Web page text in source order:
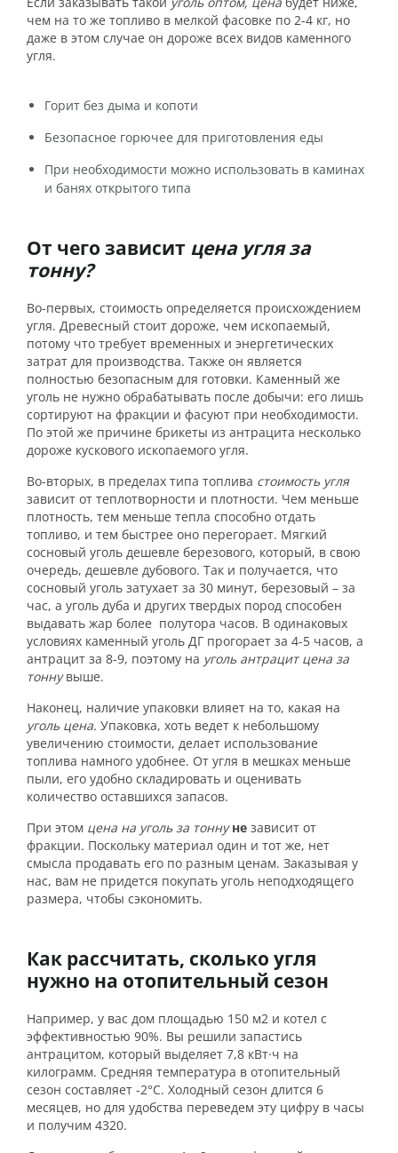
чем на то же топливо в мелкой фасовке по 2-4 кг, но
даже в этом случае он дороже всех видов каменного
угля.
Горит без дыма и копоти
Безопасное горючее для приготовления еды
При необходимости можно использовать в каминах
и банях открытого типа
От чего зависит цена угля за
тонну?
Во-первых, стоимость определяется происхождением
угля. Древесный стоит дороже, чем ископаемый,
потому что требует временных и энергетических
затрат для производства. Также он является
полностью безопасным для готовки. Каменный же
уголь не нужно обрабатывать после добычи: его лишь
сортируют на фракции и фасуют при необходимости.
По этой же причине брикеты из антрацита несколько
дороже кускового ископаемого угля.
Во-вторых, в пределах типа топлива стоимость угля
зависит от теплотворности и плотности. Чем меньше
плотность, тем меньше тепла способно отдать
топливо, и тем быстрее оно перегорает. Мягкий
сосновый уголь дешевле березового, который, в свою
очередь, дешевле дубового. Так и получается, что
сосновый уголь затухает за 30 минут, березовый – за
час, а уголь дуба и других твердых пород способен
выдавать жар более полутора часов. В одинаковых
условиях каменный уголь ДГ прогорает за 4-5 часов, а
антрацит за 8-9, поэтому на уголь антрацит цена за
тоннувыше.
Наконец, наличие упаковки влияет на то, какая на
уголь цена. Упаковка, хоть ведет к небольшому
увеличению стоимости, делает использование
топлива намного удобнее. От угля в мешках меньше
пыли, его удобно складировать и оценивать
количество оставшихся запасов.
При этом цена на уголь за тоннуне зависит от
фракции. Поскольку материал один и тот же, нет
смысла продавать его по разным ценам. Заказывая у
нас, вам не придется покупать уголь неподходящего
размера, чтобы сэкономить.
Как рассчитать, сколько угля
нужно на отопительный сезон
Например, у вас дом площадью 150 м2 и котел с
эффективностью 90%. Вы решили запастись
антрацитом, который выделяет 7,8 кВт·ч на
килограмм. Средняя температура в отопительный
сезон составляет -2°С. Холодный сезон длится 6
месяцев, но для удобства переведем эту цифру в часы
и получим 4320.